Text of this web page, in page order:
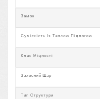
Замок
Сумісність Із Теплою Підлогою
Клас Міцності
Захисний Шар
Тип Структури